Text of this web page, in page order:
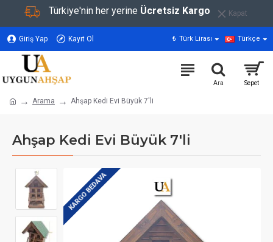
Türkiye'nin her yerine Ücretsiz Kargo Kapat
Giriş Yap Kayıt Ol ₺ Türk Lirası Türkçe
Arama Ahşap Kedi Evi Büyük 7'li
Ahşap Kedi Evi Büyük 7'li
KARGO BEDAVA